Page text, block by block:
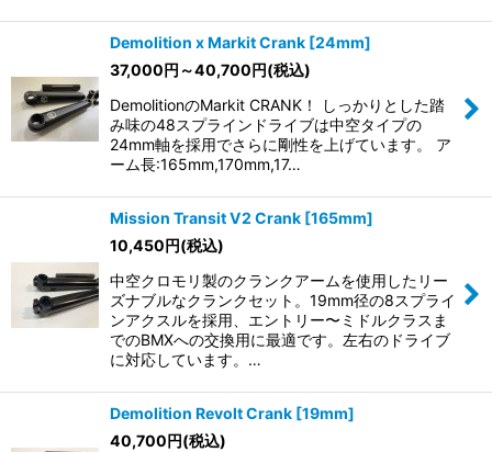
Demolition x Markit Crank [24mm]
37,000円 ～40,700円(税込)
DemolitionのMarkit CRANK！ しっかりとした踏
み味の48スプラインドライブは中空タイプの
24mm軸を採用でさらに剛性を上げています。 ア
ーム長:165mm,170mm,17…
Mission Transit V2 Crank [165mm]
10,450円(税込)
中空クロモリ製のクランクアームを使用したリー
ズナブルなクランクセット。19mm径の8スプライ
ンアクスルを採用、エントリー〜ミドルクラスま
でのBMXへの交換用に最適です。左右のドライブ
に対応しています。…
Demolition Revolt Crank [19mm]
40,700円(税込)